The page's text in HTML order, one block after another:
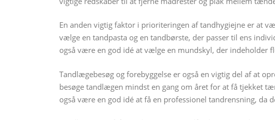
En anden vigtig faktor i prioriteringen af tandhygiejne er at
vælge en tandpasta og en tandbørste, der passer til ens
også være en god idé at vælge en mundskyl, der indeholder
Tandlægebesøg og forebyggelse er også en vigtig del af at
besøge tandlægen mindst en gang om året for at få tjekket
også være en god idé at få en professionel tandrensning, da